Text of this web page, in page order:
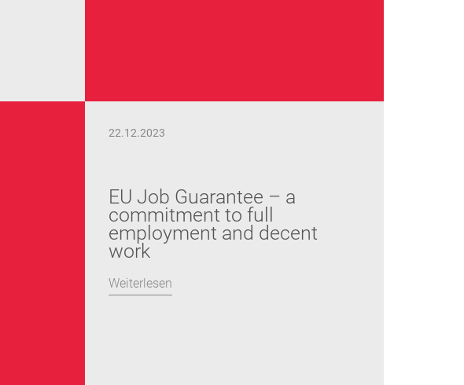
22.12.2023
EU Job Guarantee – a
commitment to full
employment and decent
work
Weiterlesen